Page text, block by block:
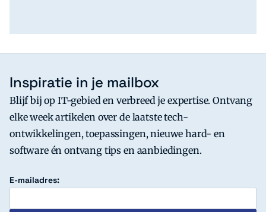
Inspiratie in je mailbox
Blijf bij op IT-gebied en verbreed je expertise. Ontvang
elke week artikelen over de laatste tech-
ontwikkelingen, toepassingen, nieuwe hard- en
software én ontvang tips en aanbiedingen.
E-mailadres: